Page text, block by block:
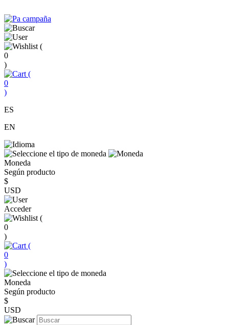
(
0
)
(
0
)
ES
EN
Moneda
Según producto
$
USD
Acceder
(
0
)
(
0
)
Moneda
Según producto
$
USD